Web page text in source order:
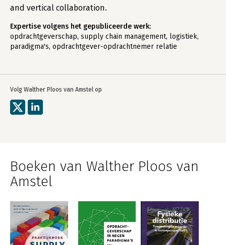
Volg Walther Ploos van Amstel op
and vertical collaboration.
Expertise volgens het gepubliceerde werk:
opdrachtgeverschap, supply chain management, logistiek,
paradigma's, opdrachtgever-opdrachtnemer relatie
Boeken van Walther Ploos van
Amstel